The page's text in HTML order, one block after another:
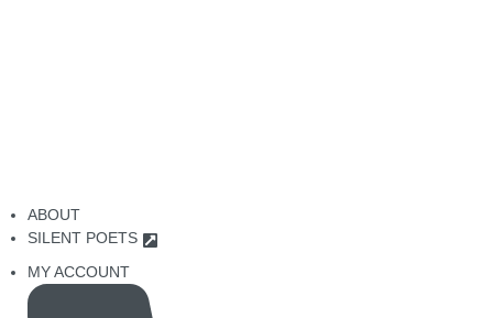
ABOUT
SILENT POETS
MY ACCOUNT